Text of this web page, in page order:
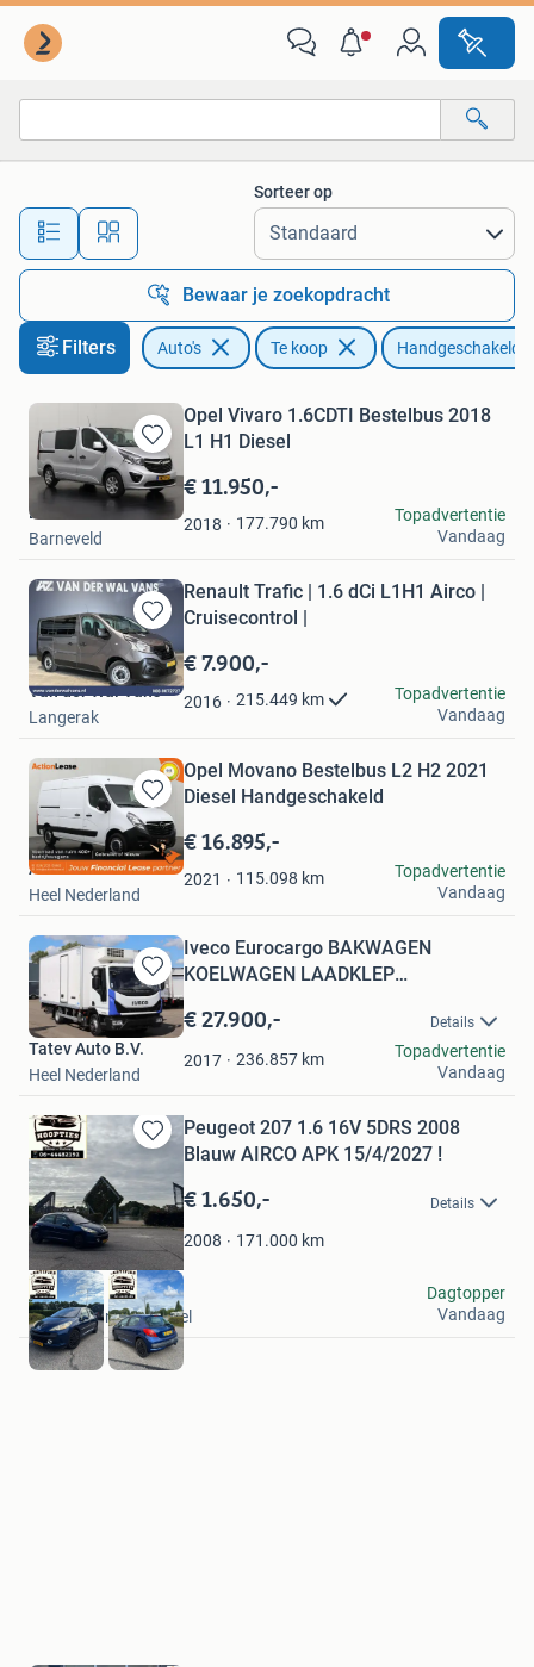
Alle afstanden…
Sorteer op
Bewaar je zoekopdracht
Filters Auto's Te koop Handgeschakeld
Bewaren
in
Mijn
Favorieten
Opel Vivaro 1.6CDTI Bestelbus 2018
L1 H1 Diesel
€ 11.950,-
2018 177.790 km
Dutchvans.com
Barneveld
Topadvertentie
Vandaag
Bewaren
in
Mijn
Favorieten
Renault Trafic | 1.6 dCi L1H1 Airco |
Cruisecontrol |
€ 7.900,-
2016 215.449 km
Van der Wal Vans
Langerak
Topadvertentie
Vandaag
Bewaren
in
Mijn
Favorieten
Opel Movano Bestelbus L2 H2 2021
Diesel Handgeschakeld
€ 16.895,-
2021 115.098 km
Action Lease
Heel Nederland
Topadvertentie
Vandaag
Bewaren
in
Mijn
Favorieten
Iveco Eurocargo BAKWAGEN
KOELWAGEN LAADKLEP
€ 27.900,- Details
2017 236.857 km
Tatev Auto B.V.
Heel Nederland
Topadvertentie
Vandaag
Bewaren
Favorieten
Peugeot 207 1.6 16V 5DRS 2008
Blauw AIRCO APK 15/4/2027 !
€ 1.650,- Details
2008 171.000 km
Jami
Capelle aan den IJssel
Dagtopper
Vandaag